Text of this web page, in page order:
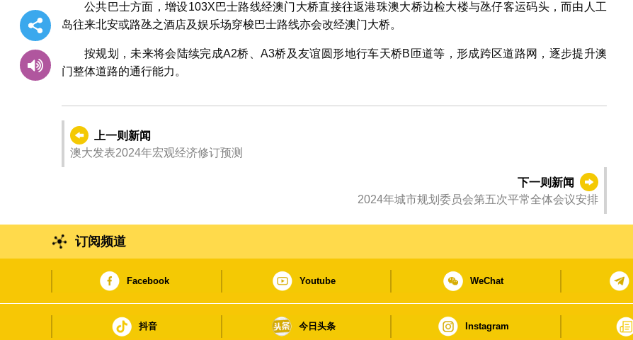
公共巴士方面，增设103X巴士路线经澳门大桥直接往返港珠澳大桥边检大楼与氹仔客运码头，而由人工
岛往来北安或路氹之酒店及娱乐场穿梭巴士路线亦会改经澳门大桥。
按规划，未来将会陆续完成A2桥、A3桥及友谊圆形地行车天桥B匝道等，形成跨区道路网，逐步提升澳
门整体道路的通行能力。
上一则新闻
澳大发表2024年宏观经济修订预测
下一则新闻
2024年城市规划委员会第五次平常全体会议安排
订阅频道
Facebook Youtube WeChat
抖音 今日头条 Instagram